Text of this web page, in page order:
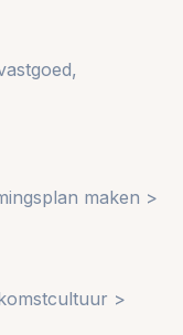
maken >
>